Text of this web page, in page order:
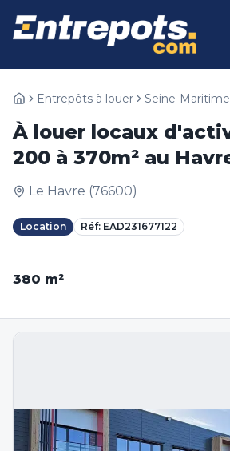
Entrepôts à louer Seine-Maritime
À louer locaux
200 à 370m² au
Le Havre (76600)
Location Réf: EAD231677122
380 m²